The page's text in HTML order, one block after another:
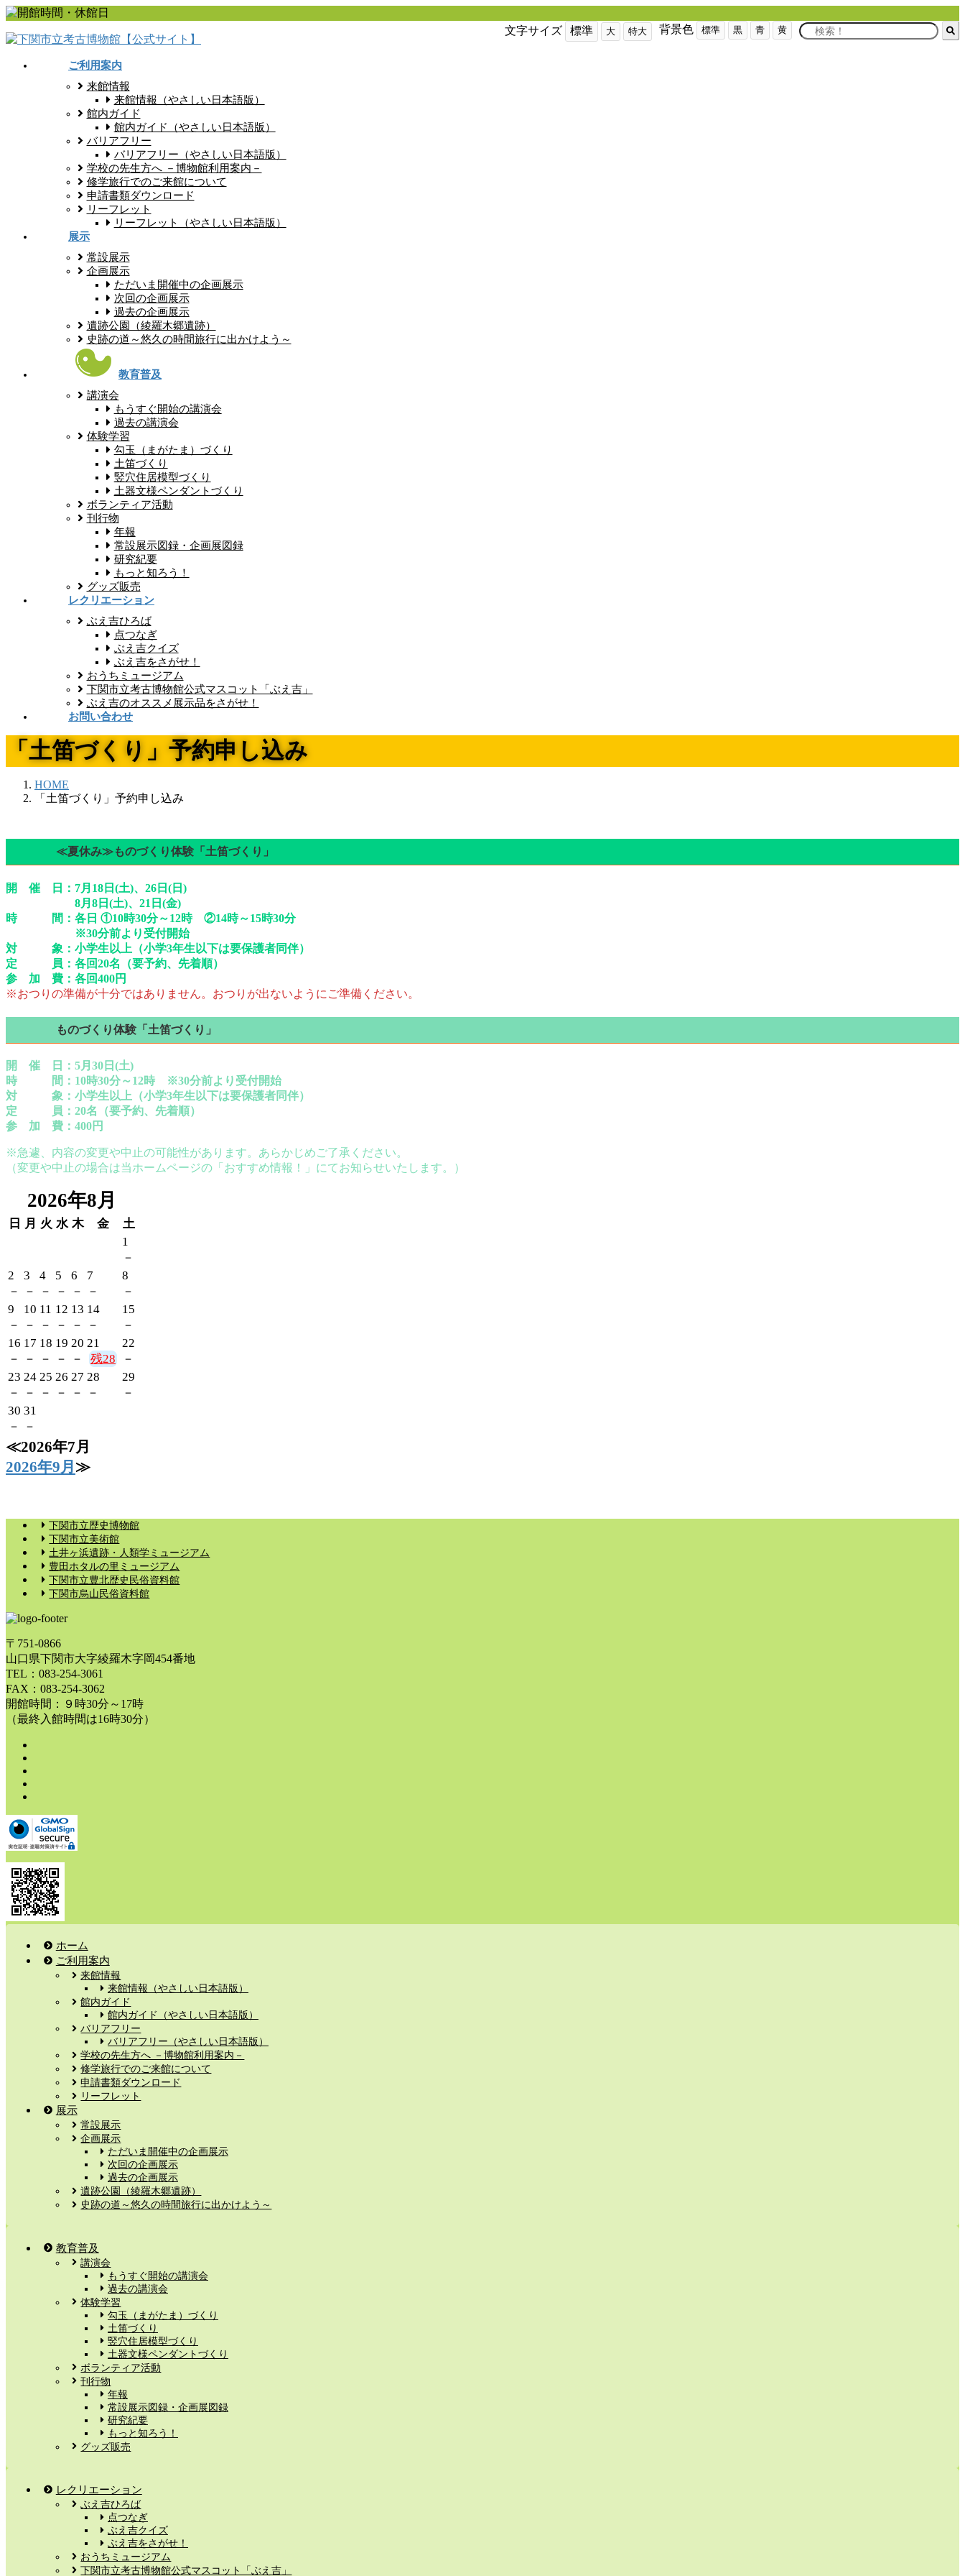
コ
テ
ナ
ゲ
背景色 標準 黒 青 黄
文字サイズ 標準 大 特大
ご利用案内
来館情報
来館情報（やさしい日本語版）
館内ガイド
館内ガイド（やさしい日本語版）
バリアフリー
バリアフリー（やさしい日本語版）
学校の先生方へ －博物館利用案内－
修学旅行でのご来館について
申請書類ダウンロード
リーフレット
リーフレット（やさしい日本語版）
展示
常設展示
企画展示
ただいま開催中の企画展示
次回の企画展示
過去の企画展示
遺跡公園（綾羅木郷遺跡）
史跡の道～悠久の時間旅行に出かけよう～
教育普及
講演会
もうすぐ開始の講演会
過去の講演会
体験学習
勾玉（まがたま）づくり
土笛づくり
竪穴住居模型づくり
土器文様ペンダントづくり
ボランティア活動
刊行物
年報
常設展示図録・企画展図録
研究紀要
もっと知ろう！
グッズ販売
レクリエーション
ぶえ吉ひろば
点つなぎ
ぶえ吉クイズ
ぶえ吉をさがせ！
おうちミュージアム
下関市立考古博物館公式マスコット「ぶえ吉」
ぶえ吉のオススメ展示品をさがせ！
お問い合わせ
「土笛づくり」予約申し込み
HOME
「土笛づくり」予約申し込み
≪夏休み≫ものづくり体験「土笛づくり」
開 催 日： 7月18日(土)、26日(日)
8月8日(土)、21日(金)
時 間：各日 ①10時30分～12時 ②14時～15時30分
※30分前より受付開始
対 象：小学生以上（小学3年生以下は要保護者同伴）
定 員：各回20名（要予約、先着順）
参 加 費：各回400円
※おつりの準備が十分ではありません。おつりが出ないようにご準備ください。
ものづくり体験「土笛づくり」
開 催 日：5月30日(土)
時 間：10時30分～12時 ※30分前より受付開始
対 象：小学生以上（小学3年生以下は要保護者同伴）
定 員：20名（要予約、先着順）
参 加 費：400円
※急遽、内容の変更や中止の可能性があります。あらかじめご了承ください。
（変更や中止の場合は当ホームページの「おすすめ情報！」にてお知らせいたします。）
2026年8月
日 月 火 水 木 金
土
1
－
2
－
3
－
4
－
5
－
6
－
7
－
8
－
9
－
10
－
11
－
12
－
13
－
14
－
15
－
16
－
17
－
18
－
19
－
20
－
21
28
22
－
23
－
24
－
25
－
26
－
27
－
28
－
29
－
30
－
31
－
2026年7月
2026年9月
下関市立歴史博物館
下関市立美術館
土井ヶ浜遺跡・人類学ミュージアム
豊田ホタルの里ミュージアム
下関市立豊北歴史民俗資料館
下関市烏山民俗資料館
〒751-0866
山口県下関市大字綾羅木字岡454番地
TEL：083-254-3061
FAX：083-254-3062
開館時間：９時30分～17時
（最終入館時間は16時30分）
ホーム
ご利用案内
来館情報
来館情報（やさしい日本語版）
館内ガイド
館内ガイド（やさしい日本語版）
バリアフリー
バリアフリー（やさしい日本語版）
学校の先生方へ －博物館利用案内－
修学旅行でのご来館について
申請書類ダウンロード
リーフレット
展示
常設展示
企画展示
ただいま開催中の企画展示
次回の企画展示
過去の企画展示
遺跡公園（綾羅木郷遺跡）
史跡の道～悠久の時間旅行に出かけよう～
教育普及
講演会
もうすぐ開始の講演会
過去の講演会
体験学習
勾玉（まがたま）づくり
土笛づくり
竪穴住居模型づくり
土器文様ペンダントづくり
ボランティア活動
刊行物
年報
常設展示図録・企画展図録
研究紀要
もっと知ろう！
グッズ販売
レクリエーション
ぶえ吉ひろば
点つなぎ
ぶえ吉クイズ
ぶえ吉をさがせ！
おうちミュージアム
下関市立考古博物館公式マスコット「ぶえ吉」